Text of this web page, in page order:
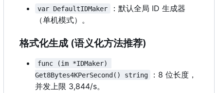
var DefaultIDMaker
：默认全局 ID 生成器
（单机模式）。
格式化生成 (语义化方法推荐)
func (im *IDMaker)
Get8Bytes4KPerSecond() string
： 8 位长度，
并发上限 3,844/s。